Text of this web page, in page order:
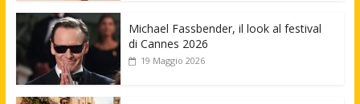
Michael Fassbender, il look al festival
di Cannes 2026
19 Maggio 2026